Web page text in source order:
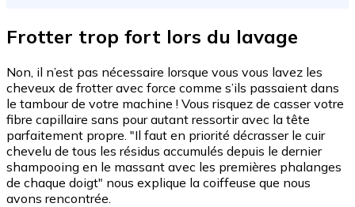
Frotter trop fort lors du lavage
Non, il n’est pas nécessaire lorsque vous vous lavez les
cheveux de frotter avec force comme s’ils passaient dans
le tambour de votre machine ! Vous risquez de casser votre
fibre capillaire sans pour autant ressortir avec la tête
parfaitement propre. "Il faut en priorité décrasser le cuir
chevelu de tous les résidus accumulés depuis le dernier
shampooing en le massant avec les premières phalanges
de chaque doigt" nous explique la coiffeuse que nous
avons rencontrée.